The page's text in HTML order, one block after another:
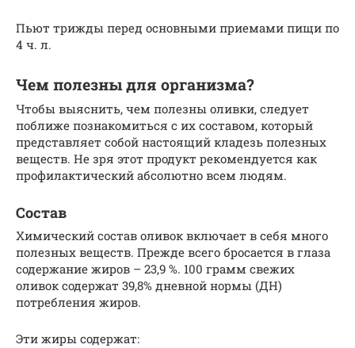
Пьют трижды перед основными приемами пищи по
4 ч. л.
Чем полезны для организма?
Чтобы выяснить, чем полезны оливки, следует
поближе познакомиться с их составом, который
представляет собой настоящий кладезь полезных
веществ. Не зря этот продукт рекомендуется как
профилактический абсолютно всем людям.
Состав
Химический состав оливок включает в себя много
полезных веществ. Прежде всего бросается в глаза
содержание жиров – 23,9 %. 100 грамм свежих
оливок содержат 39,8% дневной нормы (ДН)
потребления жиров.
Эти жиры содержат: